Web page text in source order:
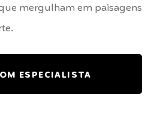
mergulham em paisagens
ESPECIALISTA